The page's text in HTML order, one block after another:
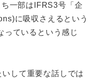
一部はIFRS3号「企
に吸収さえるという
っているという感じ
して重要な話しでは